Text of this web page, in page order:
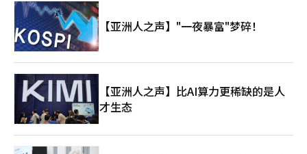
【亚洲人之声】"一夜暴富"梦碎！
【亚洲人之声】比AI算力更稀缺的是人
才生态